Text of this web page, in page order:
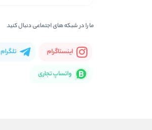
ما را در شبکه های اجتماعی دنبال کنید
اینستاگرام تلگرام
واتساپ تجاری